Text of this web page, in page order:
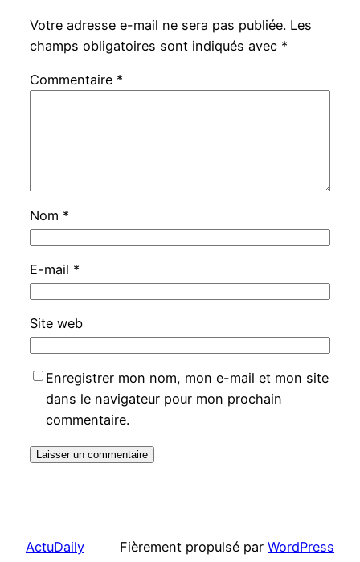
Votre adresse e-mail ne sera pas publiée. Les
champs obligatoires sont indiqués avec *
Commentaire *
Nom *
E-mail *
Site web
Enregistrer mon nom, mon e-mail et mon site
dans le navigateur pour mon prochain
commentaire.
ActuDaily Fièrement propulsé par WordPress